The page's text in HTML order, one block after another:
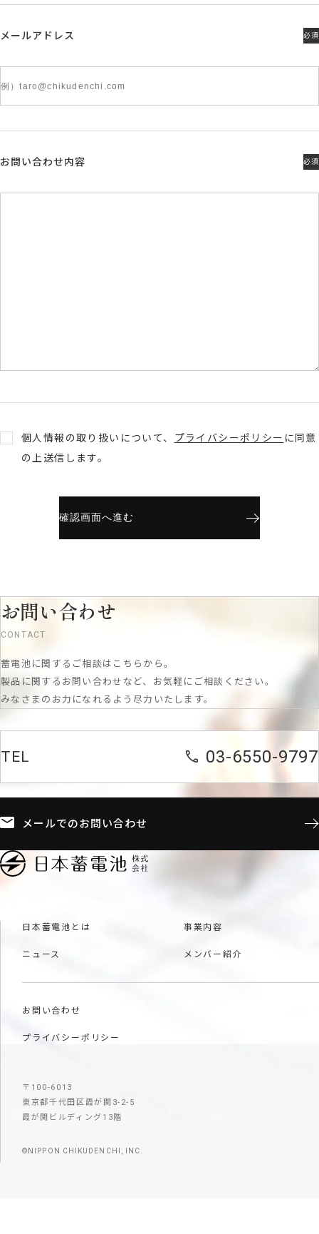
メールアドレス 必須
お問い合わせ内容 必須
個人情報の取り扱いについて、 プライバシーポリシー に同意
の上送信します。
確認画面へ進む
お問い合わせ
CONTACT
蓄電池に関するご相談はこちらから。
製品に関するお問い合わせなど、お気軽にご相談ください。
みなさまのお力になれるよう尽力いたします。
TEL 03-6550-9797
メールでのお問い合わせ
日本蓄電池とは
ニュース
事業内容
メンバー紹介
お問い合わせ
プライバシーポリシー
〒100-6013
東京都千代田区霞が関3-2-5
霞が関ビルディング13階
©NIPPON CHIKUDENCHI, INC.